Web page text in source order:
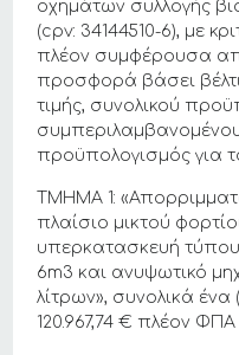
οχημάτων συλλογής
(cpv: 34144510-6), με
πλέον συμφέρουσα
προσφορά βάσει
τιμής, συνολικού
προϋπολογισμός για
ΤΜΗΜΑ 1:
πλαίσιο μικτού
υπερκατασκευή
6m3 και ανυψωτικό
λίτρων», συνολικά ένα
120.967,74 € πλέον ΦΠΑ